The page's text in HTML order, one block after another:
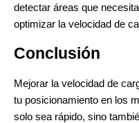
detectar áreas que
optimizar la velocidad de
Conclusión
Mejorar la velocidad de
tu posicionamiento en los
solo sea rápido, sino